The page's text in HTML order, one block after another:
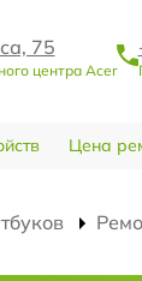
75
центра Acer
Цена